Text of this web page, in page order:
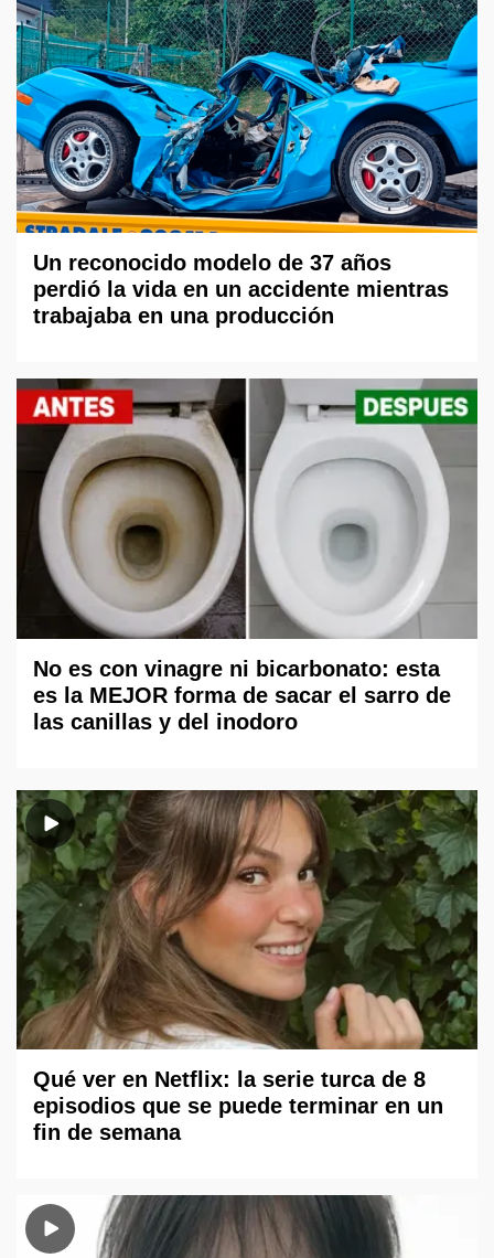
Un reconocido modelo de 37 años
perdió la vida en un accidente mientras
trabajaba en una producción
No es con vinagre ni bicarbonato: esta
es la MEJOR forma de sacar el sarro de
las canillas y del inodoro
Qué ver en Netflix: la serie turca de 8
episodios que se puede terminar en un
fin de semana